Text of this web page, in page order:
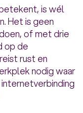
is wél
Het is geen
of met drie
op de
rust en
nodig waar